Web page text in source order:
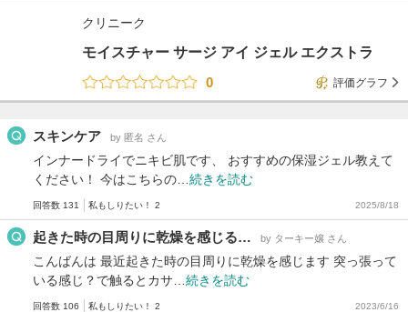
クリニーク
モイスチャー サージ アイ ジェル エクストラ
0
評価グラフ
スキンケア by 匿名 さん
インナードライでニキビ肌です、 おすすめの保湿ジェル教えて
ください！ 今はこちらの… 続きを読む
回答数 131 私もしりたい！ 2 2025/8/18
起きた時の目周りに乾燥を感じる… by ターキー嬢 さん
こんばんは 最近起きた時の目周りに乾燥を感じます 突っ張って
いる感じ？で触るとカサ… 続きを読む
回答数 106 私もしりたい！ 2 2023/6/16